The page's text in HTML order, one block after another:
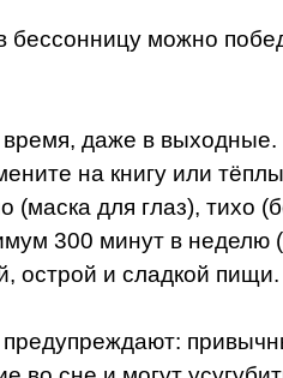
бессонницу можно
время, даже в выходные.
на книгу или
(маска для глаз), тихо
300 минут в неделю
острой и сладкой